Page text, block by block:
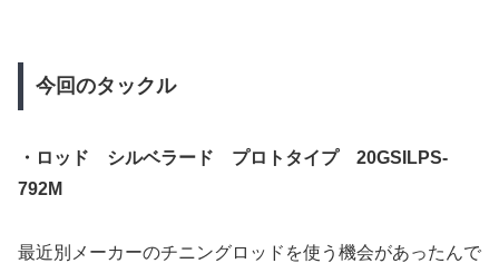
今回のタックル
・ロッド シルベラード プロトタイプ 20GSILPS-
792M
最近別メーカーのチニングロッドを使う機会があったんで